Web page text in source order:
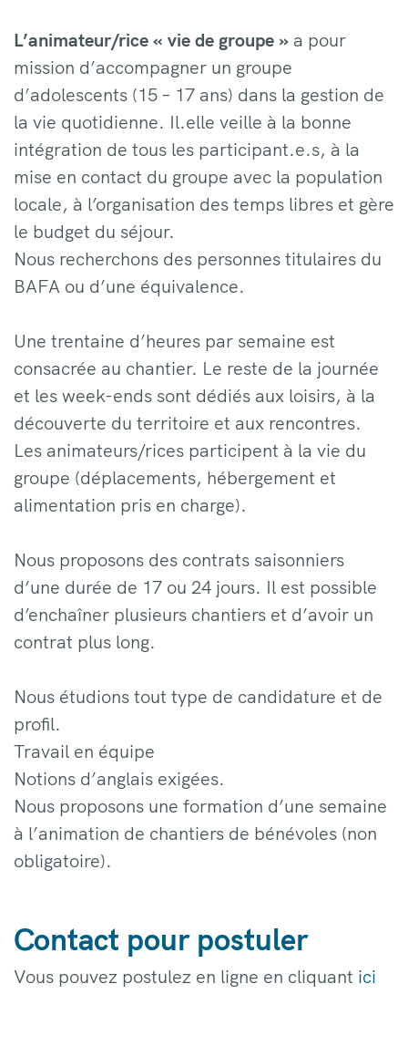
L’animateur/rice « vie de groupe » a pour
mission d’accompagner un groupe
d’adolescents (15 – 17 ans) dans la gestion de
la vie quotidienne. Il.elle veille à la bonne
intégration de tous les participant.e.s, à la
mise en contact du groupe avec la population
locale, à l’organisation des temps libres et gère
le budget du séjour.
Nous recherchons des personnes titulaires du
BAFA ou d’une équivalence.
Une trentaine d’heures par semaine est
consacrée au chantier. Le reste de la journée
et les week-ends sont dédiés aux loisirs, à la
découverte du territoire et aux rencontres.
Les animateurs/rices participent à la vie du
groupe (déplacements, hébergement et
alimentation pris en charge).
Nous proposons des contrats saisonniers
d’une durée de 17 ou 24 jours. Il est possible
d’enchaîner plusieurs chantiers et d’avoir un
contrat plus long.
Nous étudions tout type de candidature et de
profil.
Travail en équipe
Notions d’anglais exigées.
Nous proposons une formation d’une semaine
à l’animation de chantiers de bénévoles (non
obligatoire).
Contact pour postuler
Vous pouvez postulez en ligne en cliquant ici